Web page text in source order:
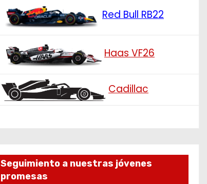
Red Bull RB22
Haas VF26
Cadillac
Seguimiento a nuestras jóvenes
promesas